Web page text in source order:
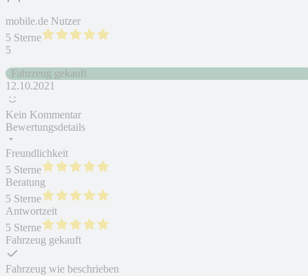
mobile.de Nutzer
5 Sterne
5
Fahrzeug gekauft
12.10.2021
Kein Kommentar
Bewertungsdetails
Freundlichkeit
5 Sterne
Beratung
5 Sterne
Antwortzeit
5 Sterne
Fahrzeug gekauft
Fahrzeug wie beschrieben